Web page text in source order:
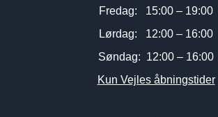
Fredag: 15:00 – 19:00
Lørdag: 12:00 – 16:00
Søndag: 12:00 – 16:00
Kun Vejles åbningstider